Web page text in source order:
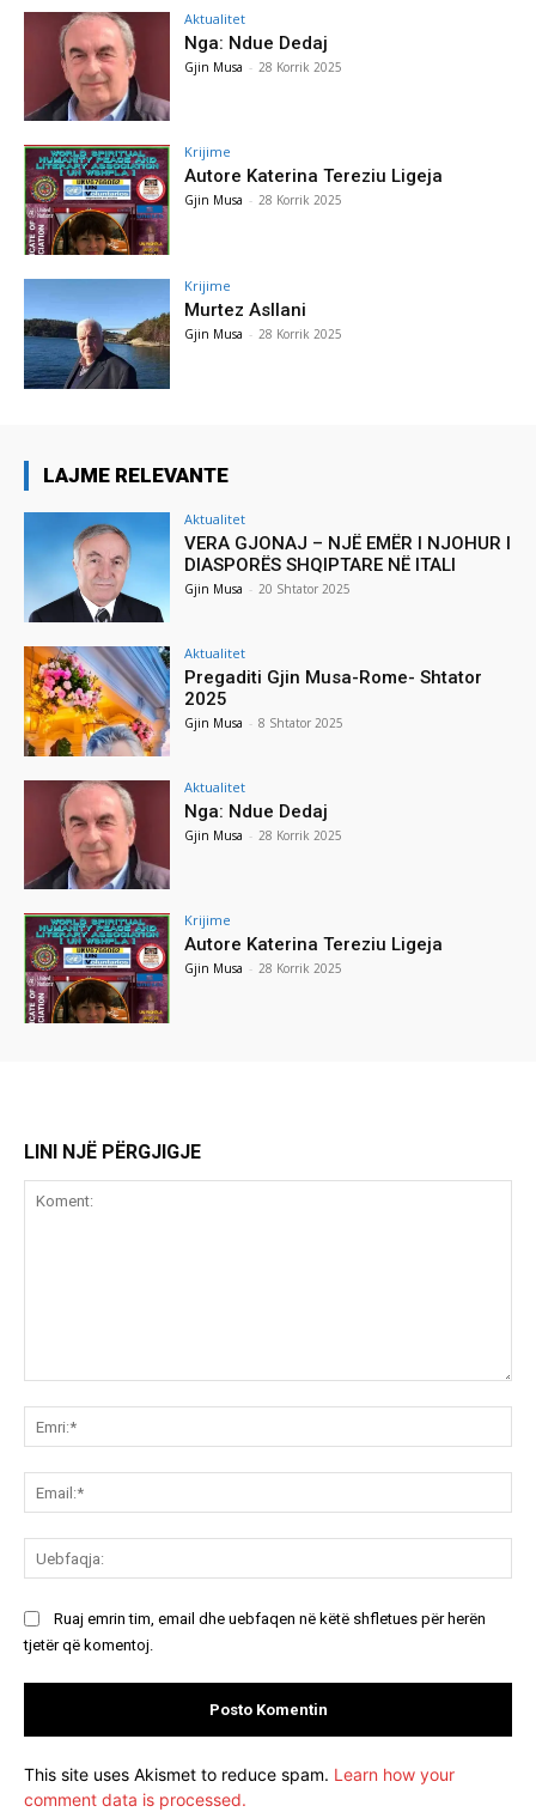
Aktualitet
Nga: Ndue Dedaj
Gjin Musa - 28 Korrik 2025
Krijime
Autore Katerina Tereziu Ligeja
Gjin Musa - 28 Korrik 2025
Krijime
Murtez Asllani
Gjin Musa - 28 Korrik 2025
LAJME RELEVANTE
Aktualitet
VERA GJONAJ – NJË EMËR I NJOHUR I
DIASPORËS SHQIPTARE NË ITALI
Gjin Musa - 20 Shtator 2025
Aktualitet
Pregaditi Gjin Musa-Rome- Shtator
2025
Gjin Musa - 8 Shtator 2025
Aktualitet
Nga: Ndue Dedaj
Gjin Musa - 28 Korrik 2025
Krijime
Autore Katerina Tereziu Ligeja
Gjin Musa - 28 Korrik 2025
LINI NJË PËRGJIGJE
Ruaj emrin tim, email dhe uebfaqen në këtë shfletues për herën
tjetër që komentoj.
This site uses Akismet to reduce spam. Learn how your
comment data is processed.